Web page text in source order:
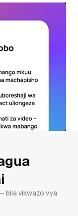
bila vikwazo vya